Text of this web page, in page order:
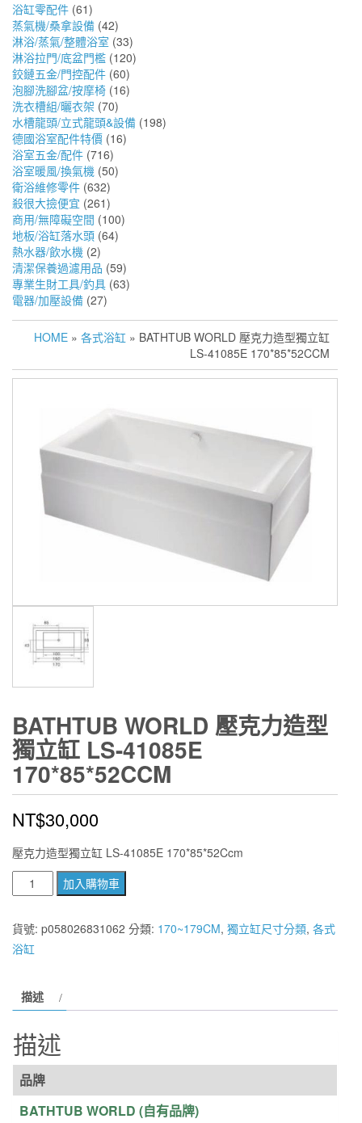
浴缸零配件 (61)
蒸氣機/桑拿設備 (42)
淋浴/蒸氣/整體浴室 (33)
淋浴拉門/底盆門檻 (120)
鉸鏈五金/門控配件 (60)
泡腳洗腳盆/按摩椅 (16)
洗衣槽組/曬衣架 (70)
水槽龍頭/立式龍頭&設備 (198)
德國浴室配件特價 (16)
浴室五金/配件 (716)
浴室暖風/換氣機 (50)
衛浴維修零件 (632)
殺很大撿便宜 (261)
商用/無障礙空間 (100)
地板/浴缸落水頭 (64)
熱水器/飲水機 (2)
清潔保養過濾用品 (59)
專業生財工具/釣具 (63)
電器/加壓設備 (27)
HOME » 各式浴缸 » BATHTUB WORLD 壓克力造型獨立缸
LS-41085E 170*85*52CCM
BATHTUB WORLD 壓克力造型
獨立缸 LS-41085E
170*85*52CCM
NT$30,000
壓克力造型獨立缸 LS-41085E 170*85*52Ccm
BATHTUB
WORLD
壓
克
力
型
立
缸
LS-
加入購物車
貨號: p058026831062 分類: 170~179CM, 獨立缸尺寸分類, 各式
浴缸
描述
描述
品牌
BATHTUB WORLD (自有品牌)